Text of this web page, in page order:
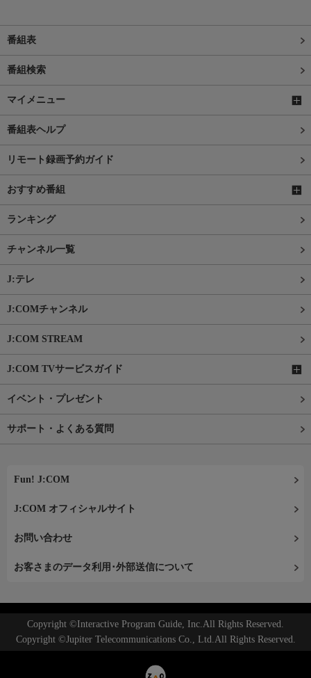
番組表
番組検索
マイメニュー
番組表ヘルプ
リモート録画予約ガイド
おすすめ番組
ランキング
チャンネル一覧
J:テレ
J:COMチャンネル
J:COM STREAM
J:COM TVサービスガイド
イベント・プレゼント
サポート・よくある質問
Fun! J:COM
J:COM オフィシャルサイト
お問い合わせ
お客さまのデータ利用･外部送信について
Copyright ©Interactive Program Guide, Inc.All Rights Reserved.
Copyright ©Jupiter Telecommunications Co., Ltd.All Rights Reserved.